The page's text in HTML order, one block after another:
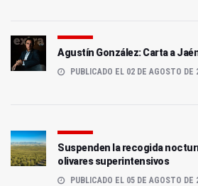
Agustín González: Carta a
PUBLICADO EL 02 DE AGOSTO DE
Suspenden la recogida
olivares superintensivos
PUBLICADO EL 05 DE AGOSTO DE